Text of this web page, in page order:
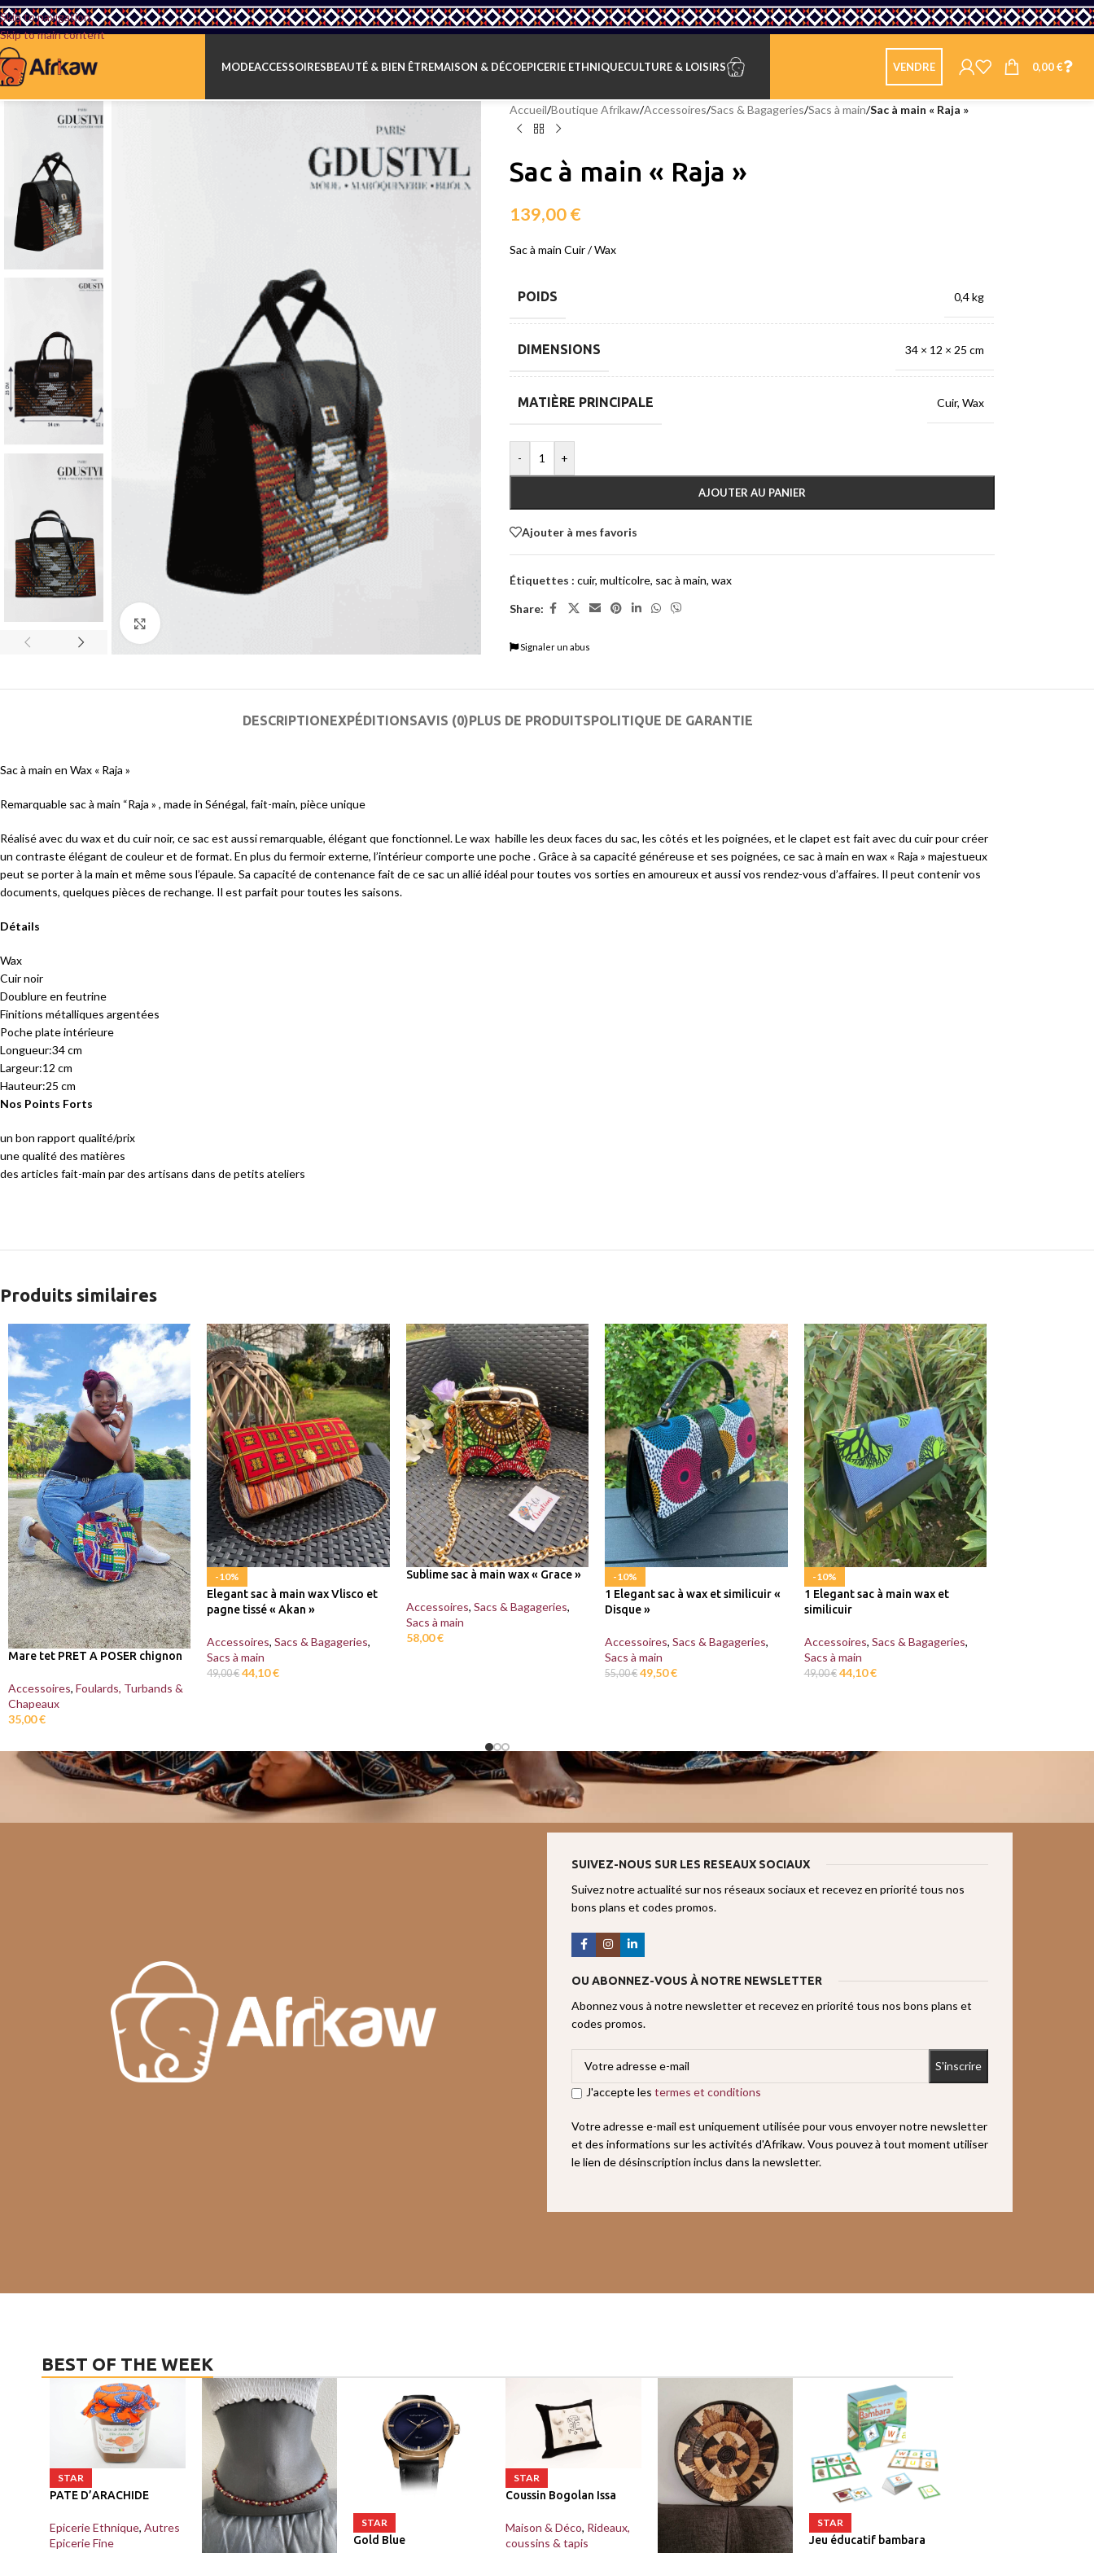
Skip to navigation
Skip to main content
MODEACCESSOIRESBEAUTÉ & BIEN ÊTREMAISON & DÉCOEPICERIE ETHNIQUECULTURE & LOISIRS VENDRE 0,00€
Accueil/Boutique Afrikaw/Accessoires/Sacs & Bagageries/Sacs à main/Sac à main « Raja »
Sac à main « Raja »
139,00€
Sac à main Cuir / Wax
POIDS 0,4 kg
DIMENSIONS 34 × 12 × 25 cm
MATIÈRE PRINCIPALE Cuir, Wax
- +
AJOUTER AU PANIER
Ajouter à mes favoris
Étiquettes : cuir, multicolre, sac à main, wax
Share:
Signaler un abus
DESCRIPTIONEXPÉDITIONSAVIS (0)PLUS DE PRODUITSPOLITIQUE DE GARANTIE
Sac à main en Wax « Raja »
Remarquable sac à main “Raja » , made in Sénégal, fait-main, pièce unique
Réalisé avec du wax et du cuir noir, ce sac est aussi remarquable, élégant que fonctionnel. Le wax habille les deux faces du sac, les côtés et les poignées, et le clapet est fait avec du cuir pour créer
un contraste élégant de couleur et de format. En plus du fermoir externe, l’intérieur comporte une poche . Grâce à sa capacité généreuse et ses poignées, ce sac à main en wax « Raja » majestueux
peut se porter à la main et même sous l’épaule. Sa capacité de contenance fait de ce sac un allié idéal pour toutes vos sorties en amoureux et aussi vos rendez-vous d’affaires. Il peut contenir vos
documents, quelques pièces de rechange. Il est parfait pour toutes les saisons.
Détails
Wax
Cuir noir
Doublure en feutrine
Finitions métalliques argentées
Poche plate intérieure
Longueur:34 cm
Largeur:12 cm
Hauteur:25 cm
Nos Points Forts
un bon rapport qualité/prix
une qualité des matières
des articles fait-main par des artisans dans de petits ateliers
Produits similaires
Mare tet PRET A POSER chignon
Accessoires, Foulards, Turbands &
Chapeaux
35,00€
-10%
Elegant sac à main wax Vlisco et
pagne tissé « Akan »
Accessoires, Sacs & Bagageries,
Sacs à main
49,00€ 44,10€
Sublime sac à main wax « Grace »
Accessoires, Sacs & Bagageries,
Sacs à main
58,00€
-10%
1 Elegant sac à wax et similicuir «
Disque »
Accessoires, Sacs & Bagageries,
Sacs à main
55,00€ 49,50€
-10%
1 Elegant sac à main wax et
similicuir
Accessoires, Sacs & Bagageries,
Sacs à main
49,00€ 44,10€
SUIVEZ-NOUS SUR LES RESEAUX SOCIAUX
Suivez notre actualité sur nos réseaux sociaux et recevez en priorité tous nos
bons plans et codes promos.
OU ABONNEZ-VOUS À NOTRE NEWSLETTER
Abonnez vous à notre newsletter et recevez en priorité tous nos bons plans et
codes promos.
J'accepte les termes et conditions
Votre adresse e-mail est uniquement utilisée pour vous envoyer notre newsletter
et des informations sur les activités d'Afrikaw. Vous pouvez à tout moment utiliser
le lien de désinscription inclus dans la newsletter.
BEST OF THE WEEK
STAR
PATE D’ARACHIDE
Epicerie Ethnique, Autres
Epicerie Fine
STAR
Gold Blue
STAR
Coussin Bogolan Issa
Maison & Déco, Rideaux,
coussins & tapis
STAR
Jeu éducatif bambara